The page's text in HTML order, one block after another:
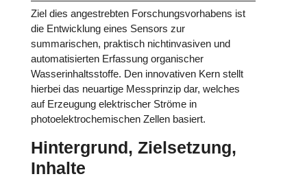
Ziel dies angestrebten Forschungsvorhabens ist
die Entwicklung eines Sensors zur
summarischen, praktisch nichtinvasiven und
automatisierten Erfassung organischer
Wasserinhaltsstoffe. Den innovativen Kern stellt
hierbei das neuartige Messprinzip dar, welches
auf Erzeugung elektrischer Ströme in
photoelektrochemischen Zellen basiert.
Hintergrund, Zielsetzung,
Inhalte